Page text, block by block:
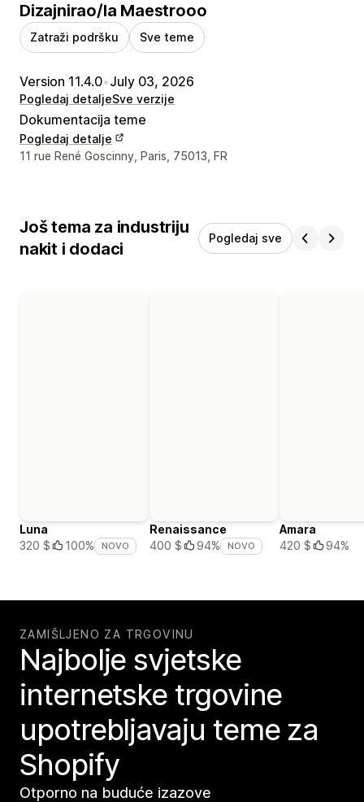
Dizajnirao/la Maestrooo
Zatraži podršku Sve teme
Version 11.4.0•July 03, 2026
Pogledaj detaljeSve verzije
Dokumentacija teme
Pogledaj detalje
Podaci za kontakt dizajnera
11 rue René Goscinny, Paris, 75013, FR
Još tema za industriju
nakit i dodaci
Pogledaj sve
Luna
320 $
100% NOVO
Renaissance
400 $
94% NOVO
Amara
420 $
94%
ZAMIŠLJENO ZA TRGOVINU
Najbolje svjetske
internetske trgovine
upotrebljavaju teme za
Shopify
Otporno na buduće izazove